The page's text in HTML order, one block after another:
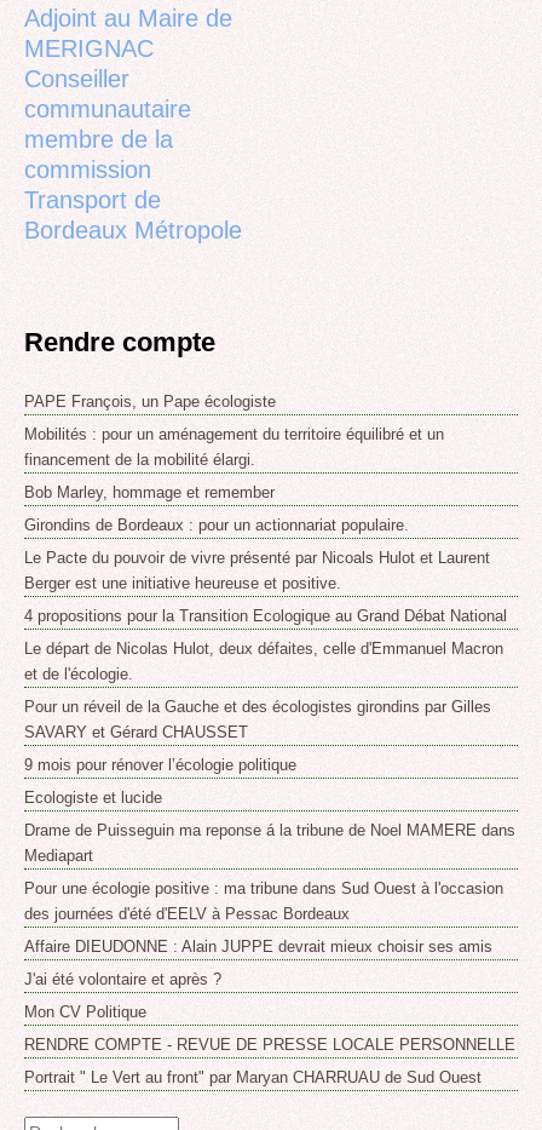
Adjoint au Maire de
MERIGNAC
Conseiller
communautaire
membre de la
commission
Transport de
Bordeaux Métropole
Rendre compte
PAPE François, un Pape écologiste
Mobilités : pour un aménagement du territoire équilibré et un
financement de la mobilité élargi.
Bob Marley, hommage et remember
Girondins de Bordeaux : pour un actionnariat populaire.
Le Pacte du pouvoir de vivre présenté par Nicoals Hulot et Laurent
Berger est une initiative heureuse et positive.
4 propositions pour la Transition Ecologique au Grand Débat National
Le départ de Nicolas Hulot, deux défaites, celle d'Emmanuel Macron
et de l'écologie.
Pour un réveil de la Gauche et des écologistes girondins par Gilles
SAVARY et Gérard CHAUSSET
9 mois pour rénover l’écologie politique
Ecologiste et lucide
Drame de Puisseguin ma reponse á la tribune de Noel MAMERE dans
Mediapart
Pour une écologie positive : ma tribune dans Sud Ouest à l'occasion
des journées d'été d'EELV à Pessac Bordeaux
Affaire DIEUDONNE : Alain JUPPE devrait mieux choisir ses amis
J'ai été volontaire et après ?
Mon CV Politique
RENDRE COMPTE - REVUE DE PRESSE LOCALE PERSONNELLE
Portrait " Le Vert au front" par Maryan CHARRUAU de Sud Ouest